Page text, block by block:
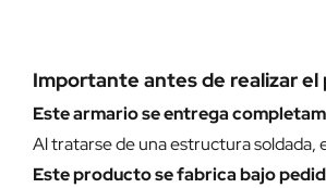
Importante antes de realizar el
Este armario se entrega
Al tratarse de una estructura soldada,
Este producto se fabrica bajo